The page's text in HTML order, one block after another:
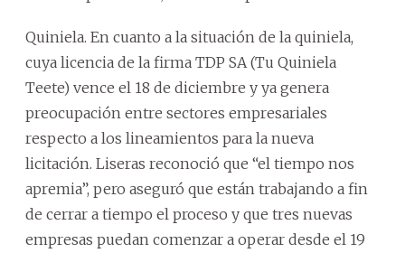
Quiniela. En cuanto a la situación de la quiniela,
cuya licencia de la firma TDP SA (Tu Quiniela
Teete) vence el 18 de diciembre y ya genera
preocupación entre sectores empresariales
respecto a los lineamientos para la nueva
licitación. Liseras reconoció que “el tiempo nos
apremia”, pero aseguró que están trabajando a fin
de cerrar a tiempo el proceso y que tres nuevas
empresas puedan comenzar a operar desde el 19